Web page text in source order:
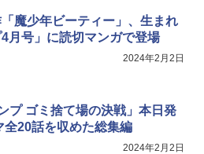
魔少年ビーティー」、生まれ
月号」に読切マンガで登場
2024年2月2日
プ ゴミ捨て場の決戦」本日発
20話を収めた総集編
2024年2月2日